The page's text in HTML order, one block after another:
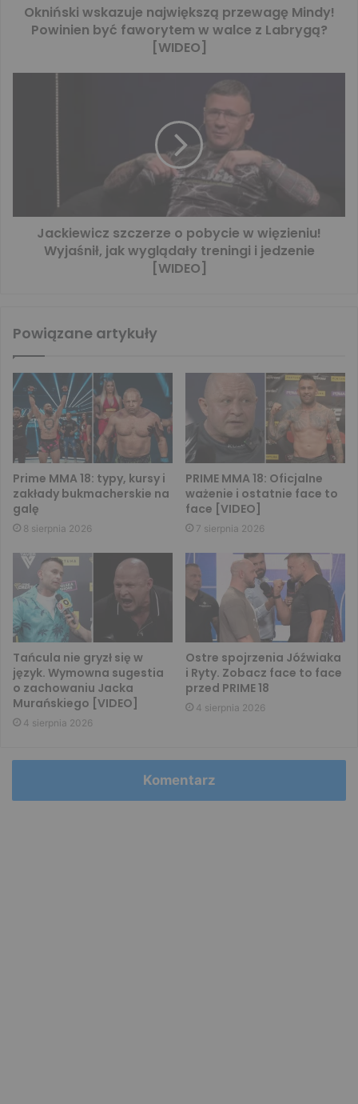
Okniński wskazuje największą przewagę Mindy!
Powinien być faworytem w walce z Labrygą?
[WIDEO]
Jackiewicz szczerze o pobycie w więzieniu!
Wyjaśnił, jak wyglądały treningi i jedzenie
[WIDEO]
Powiązane artykuły
Prime MMA 18: typy, kursy i
zakłady bukmacherskie na
galę
8 sierpnia 2026
PRIME MMA 18: Oficjalne
ważenie i ostatnie face to
face [VIDEO]
7 sierpnia 2026
Tańcula nie gryzł się w
język. Wymowna sugestia
o zachowaniu Jacka
Murańskiego [VIDEO]
4 sierpnia 2026
Ostre spojrzenia Jóźwiaka
i Ryty. Zobacz face to face
przed PRIME 18
4 sierpnia 2026
Komentarz